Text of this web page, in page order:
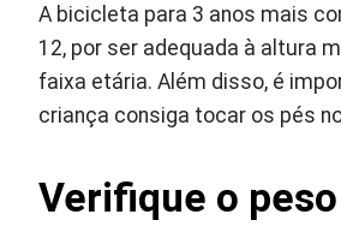
A bicicleta para 3 anos mais
12, por ser adequada à altura
faixa etária. Além disso, é
criança consiga tocar os pés
Verifique o peso